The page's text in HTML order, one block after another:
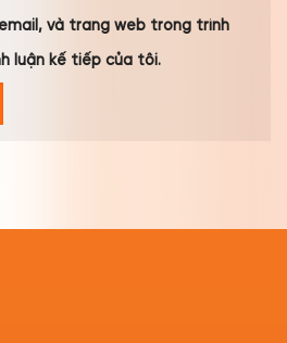
và trang web trong trình
luận kế tiếp của tôi.